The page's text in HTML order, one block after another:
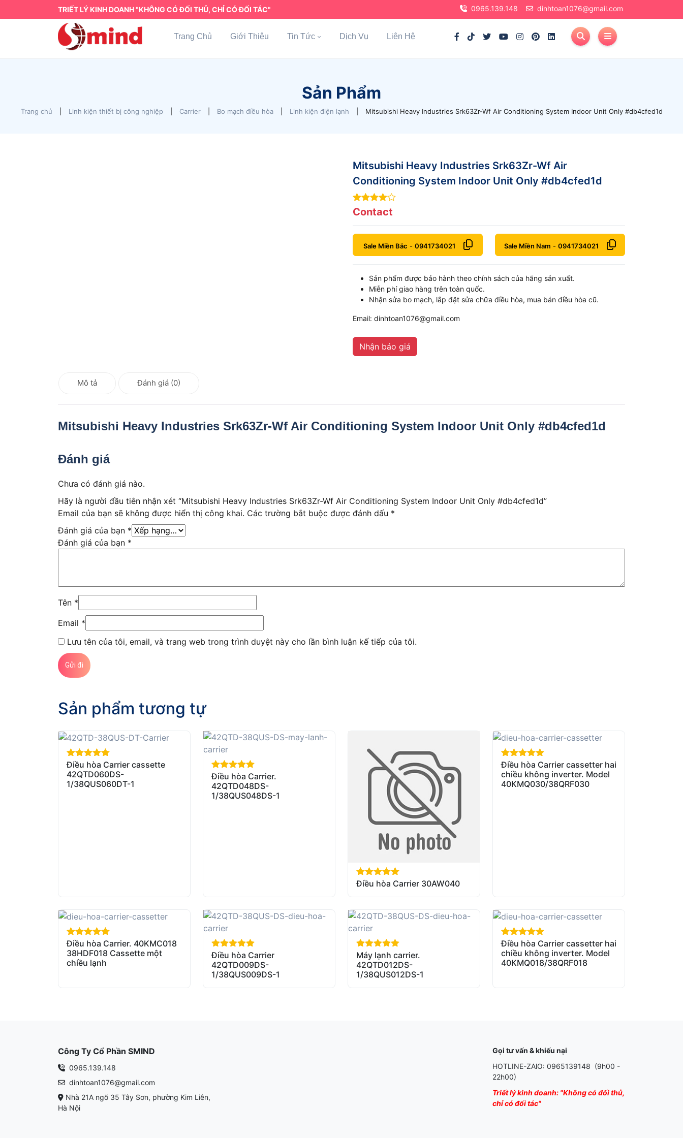
TRIẾT LÝ KINH DOANH "KHÔNG CÓ ĐỐI THỦ, CHỈ CÓ ĐỐI TÁC" 0965.139.148 dinhtoan1076@gmail.com
Trang Chủ Giới Thiệu Tin Tức Dịch Vụ Liên Hệ
Sản Phẩm
Trang chủ Linh kiện thiết bị công nghiệp Carrier Bo mạch điều hòa Linh kiện điện lạnh Mitsubishi Heavy Industries Srk63Zr-Wf Air Conditioning System Indoor Unit Only #db4cfed1d
Mitsubishi Heavy Industries Srk63Zr-Wf Air
Conditioning System Indoor Unit Only #db4cfed1d
4out of
5
Contact
Sale Miền Bắc - 0941734021 Sale Miền Nam -0941734021
Sản phẩm được bảo hành theo chính sách của hãng sản xuất.
Miễn phí giao hàng trên toàn quốc.
Nhận sửa bo mạch, lắp đặt sửa chữa điều hòa, mua bán điều hòa cũ.
Email: dinhtoan1076@gmail.com
Nhận báo giá
Mô tả Đánh giá (0)
Mitsubishi Heavy Industries Srk63Zr-Wf Air Conditioning System Indoor Unit Only #db4cfed1d
Đánh giá
Chưa có đánh giá nào.
Hãy là người đầu tiên nhận xét “Mitsubishi Heavy Industries Srk63Zr-Wf Air Conditioning System Indoor Unit Only #db4cfed1d”
Email của bạn sẽ không được hiển thị công khai. Các trường bắt buộc được đánh dấu *
Đánh giá của bạn *
Đánh giá của bạn *
Tên *
Email *
Lưu tên của tôi, email, và trang web trong trình duyệt này cho lần bình luận kế tiếp của tôi.
Sản phẩm tương tự
out of 5
Điều hòa Carrier cassette
42QTD060DS-
1/38QUS060DT-1
out of 5
Điều hòa Carrier.
42QTD048DS-
1/38QUS048DS-1
out of 5
Điều hòa Carrier 30AW040
out of 5
Điều hòa Carrier cassetter hai
chiều không inverter. Model
40KMQ030/38QRF030
out of 5
Điều hòa Carrier. 40KMC018
38HDF018 Cassette một
chiều lạnh
out of 5
Điều hòa Carrier
42QTD009DS-
1/38QUS009DS-1
out of 5
Máy lạnh carrier.
42QTD012DS-
1/38QUS012DS-1
out of 5
Điều hòa Carrier cassetter hai
chiều không inverter. Model
40KMQ018/38QRF018
Công Ty Cổ Phần SMIND
0965.139.148
dinhtoan1076@gmail.com
Nhà 21A ngõ 35 Tây Sơn, phường Kim Liên,
Hà Nội
Gọi tư vấn & khiếu nại
HOTLINE-ZAlO: 0965139148 (9h00 -
22h00)
Triết lý kinh doanh: "Không có đối thủ,
chỉ có đối tác"